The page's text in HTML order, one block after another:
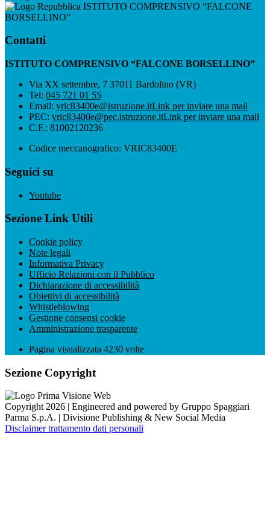
ISTITUTO COMPRENSIVO “FALCONE
BORSELLINO”
Contatti
ISTITUTO COMPRENSIVO “FALCONE BORSELLINO”
Via XX settembre, 7 37011 Bardolino (VR)
Tel: 045 721 01 55
Email: vric83400e@istruzione.itLink per inviare una mail
PEC: vric83400e@pec.istruzione.itLink per inviare una mail
C.F.: 81002120236
Codice meccanografico: VRIC83400E
Seguici su
Youtube
Sezione Link Utili
Cookie policy
Note legali
Informativa Privacy
Ufficio Relazioni con il Pubblico
Dichiarazione di accessibilità
Obiettivi di accessibilità
Whistleblowing
Gestione consensi cookie
Amministrazione trasparente
Pagina visualizzata 4230 volte
Sezione Copyright
Copyright 2026 | Engineered and powered by Gruppo Spaggiari
Parma S.p.A. | Divisione Publishing & New Social Media
Disclaimer trattamento dati personali